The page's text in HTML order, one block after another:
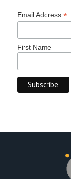
Email Address *
First Name